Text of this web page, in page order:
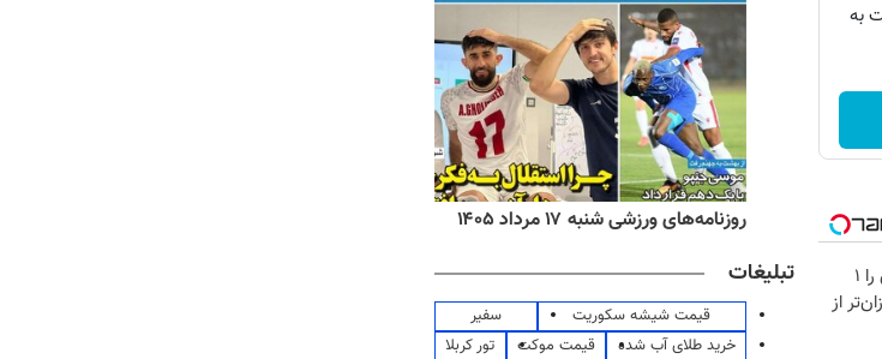
به
آمپول‌های لاغری را ۱
از
روزنامه‌های ورزشی شنبه ۱۷ مرداد ۱۴۰۵
تبلیغات
قیمت شیشه سکوریت
سفیر
خرید طلای آب شده
قیمت موکت
تور کربلا